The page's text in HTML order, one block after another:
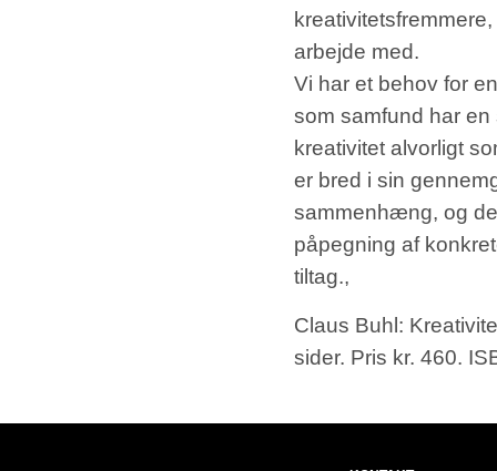
arbejde med.
Vi har et behov for
som samfund har
kreativitet alvorligt
er bred i sin
sammenhæng, og
påpegning af
tiltag.,
Claus Buhl:
sider. Pris kr. 460.